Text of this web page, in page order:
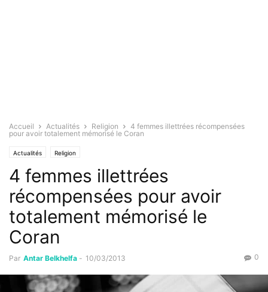
Accueil Actualités Religion
4 femmes illettrées récompensées
pour avoir totalement mémorisé le Coran
Actualités Religion
4 femmes illettrées
récompensées pour avoir
totalement mémorisé le
Coran
Par Antar Belkhelfa - 10/03/2013 0